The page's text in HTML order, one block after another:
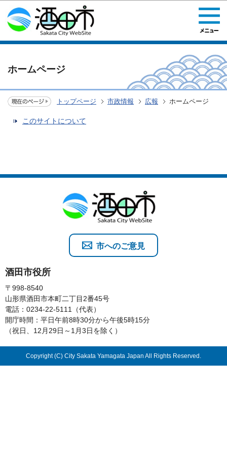
このページの本文へ移動
ホームページ
トップページ 市政情報 広報 ホームページ
このサイトについて
酒田市役所
〒998-8540
山形県酒田市本町二丁目2番45号
電話：0234-22-5111（代表）
開庁時間：平日午前8時30分から午後5時15分
（祝日、12月29日～1月3日を除く）
市へのご意見
Copyright (C) City Sakata Yamagata Japan All Rights Reserved.